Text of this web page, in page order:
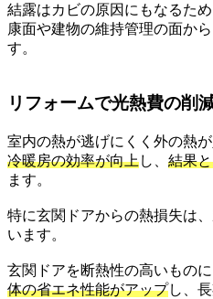
結露はカビの原因にもなるた
康面や建物の維持管理の面か
す。
リフォームで光熱費の削
室内の熱が逃げにくく外の熱
冷暖房の効率が向上し、 結果
ます。
特に玄関ドアからの熱損失は
います。
玄関ドアを断熱性の高いもの
体の省エネ性能がアップし、